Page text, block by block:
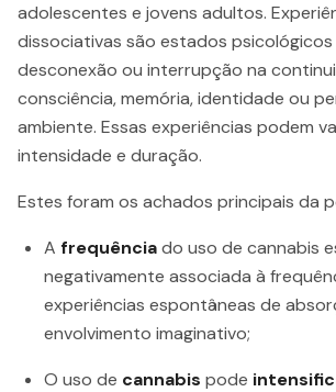
adolescentes e jovens adultos.
dissociativas são estados psicológicos
desconexão ou interrupção na
consciência, memória, identidade ou
ambiente. Essas experiências podem
intensidade e duração.
Estes foram os achados principais da
A frequênciado uso de cannabis
negativamente associada à
experiências espontâneas de
envolvimento imaginativo;
O uso de cannabis pode